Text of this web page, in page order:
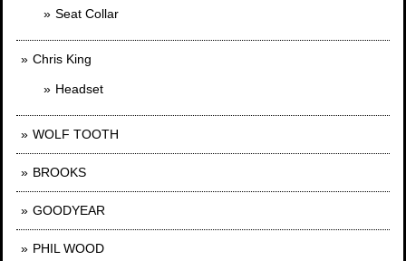
Seat Collar
Chris King
Headset
WOLF TOOTH
BROOKS
GOODYEAR
PHIL WOOD